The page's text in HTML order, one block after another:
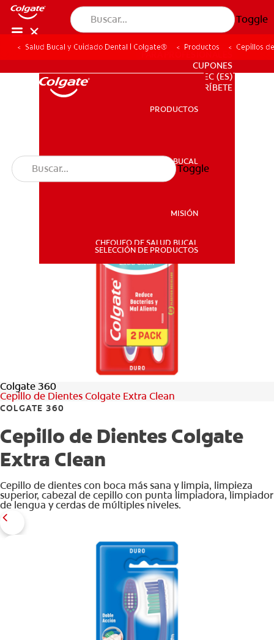
Toggle
SALUD BUCAL
CHEQUEO DE SALUD BUCAL
SELECCIÓN DE PRODUCTOS
PARA PROFESIONALES
SUSCRÍBETE
PARA PROFESIONALES
CUPONES
EC (ES)
SUSCRÍBETE
PRODUCTOS
SALUD BUCAL
MISIÓN
CHEQUEO DE SALUD BUCAL
SELECCIÓN DE PRODUCTOS
Toggle
Salud Bucal y Cuidado Dental | Colgate® Productos Cepillos
Colgate 360
Cepillo de Dientes Colgate Extra Clean
COLGATE 360
Cepillo de Dientes Colgate
Extra Clean
Cepillo de dientes con boca más sana y limpia, limpieza
superior, cabezal de cepillo con punta limpiadora, limpiador
de lengua y cerdas de múltiples niveles.